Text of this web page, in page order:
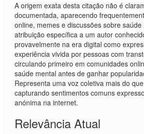
A origem exata desta citação não é
documentada, aparecendo
online, memes e discussões sobre saúde
atribuição específica a um autor
provavelmente na era digital como
experiência vivida por pessoas com
circulando primeiro em comunidades
saúde mental antes de ganhar
Representa uma voz coletiva mais do
capturando sentimentos comuns
anónima na internet.
Relevância Atual